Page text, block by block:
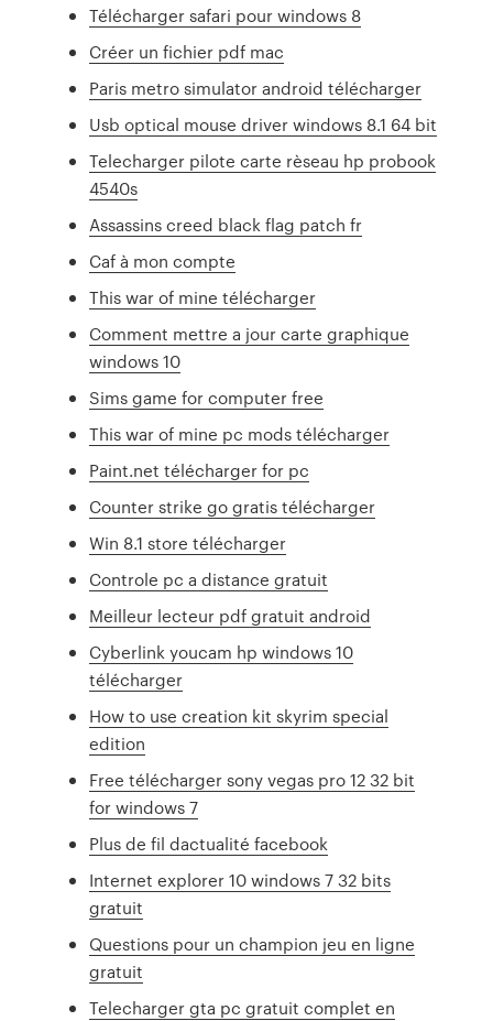
Télécharger safari pour windows 8
Créer un fichier pdf mac
Paris metro simulator android télécharger
Usb optical mouse driver windows 8.1 64 bit
Telecharger pilote carte rèseau hp probook
4540s
Assassins creed black flag patch fr
Caf à mon compte
This war of mine télécharger
Comment mettre a jour carte graphique
windows 10
Sims game for computer free
This war of mine pc mods télécharger
Paint.net télécharger for pc
Counter strike go gratis télécharger
Win 8.1 store télécharger
Controle pc a distance gratuit
Meilleur lecteur pdf gratuit android
Cyberlink youcam hp windows 10
télécharger
How to use creation kit skyrim special
edition
Free télécharger sony vegas pro 12 32 bit
for windows 7
Plus de fil dactualité facebook
Internet explorer 10 windows 7 32 bits
gratuit
Questions pour un champion jeu en ligne
gratuit
Telecharger gta pc gratuit complet en